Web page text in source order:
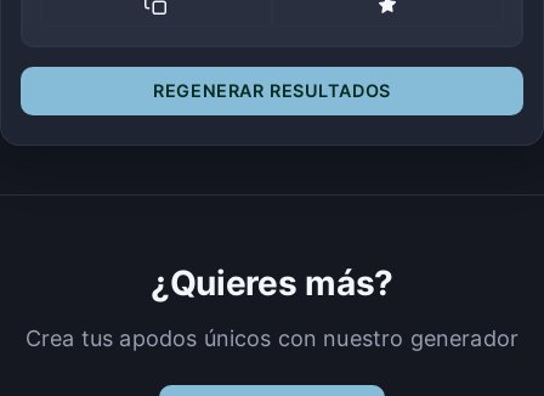
REGENERAR RESULTADOS
¿Quieres más?
Crea tus apodos únicos con nuestro generador